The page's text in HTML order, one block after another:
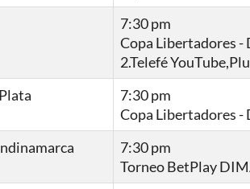
7:30 pm
Copa Libertadores -
2.Telefé
7:30 pm
Copa Libertadores -
7:30 pm
Torneo BetPlay